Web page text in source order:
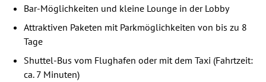
Bar-Möglichkeiten und kleine Lounge in der Lobby
Attraktiven Paketen mit Parkmöglichkeiten von bis zu 8
Tage
Shuttel-Bus vom Flughafen oder mit dem Taxi (Fahrtzeit:
ca. 7 Minuten)